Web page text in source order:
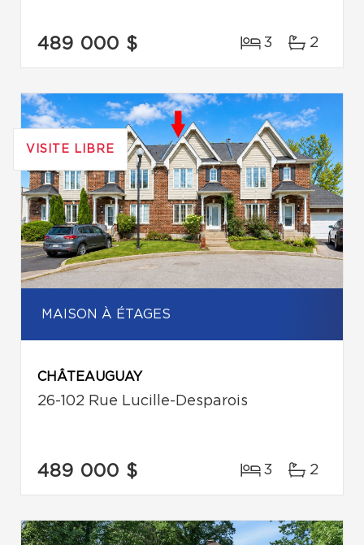
489 000 $ 3 2
VISITE LIBRE
MAISON À ÉTAGES
CHÂTEAUGUAY
26-102 Rue Lucille-Desparois
489 000 $ 3 2